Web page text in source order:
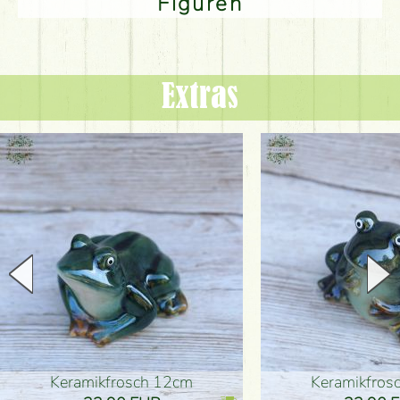
Extras
Keramikfrosch 12cm